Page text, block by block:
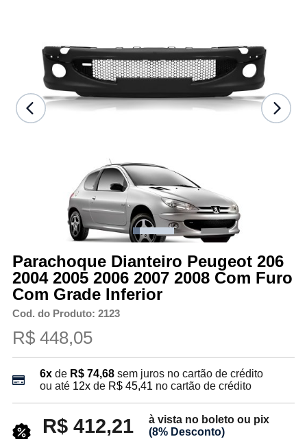
Parachoque Dianteiro Peugeot 206
2004 2005 2006 2007 2008 Com Furo
Com Grade Inferior
Cod. do Produto: 2123
R$ 448,05
6xde R$ 74,68 sem juros no cartão de crédito
ou até 12xde R$ 45,41 no cartão de crédito
R$ 412,21
à vista no boleto ou pix
(8% Desconto)